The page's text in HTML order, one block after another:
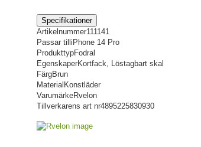
Specifikationer
Artikelnummer111141
Passar till iPhone 14 Pro
ProdukttypFodral
EgenskaperKortfack, Löstagbart skal
FärgBrun
Material Konstläder
VarumärkeRvelon
Tillverkarens art nr4895225830930